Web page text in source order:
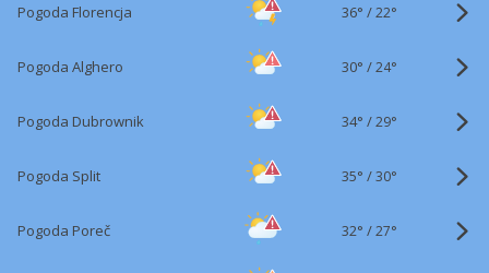
Pogoda Florencja 36° /22°
Pogoda Alghero 30° /24°
Pogoda Dubrownik 34° /29°
Pogoda Split 35° /30°
Pogoda Poreč 32° /27°